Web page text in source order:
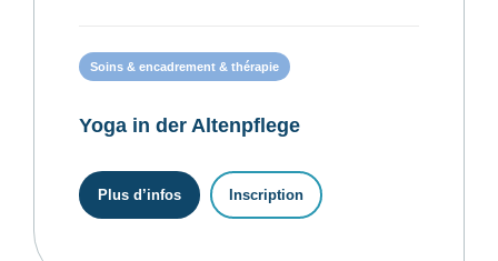
Soins & encadrement & thérapie
Yoga in der Altenpflege
Plus d’infos Inscription